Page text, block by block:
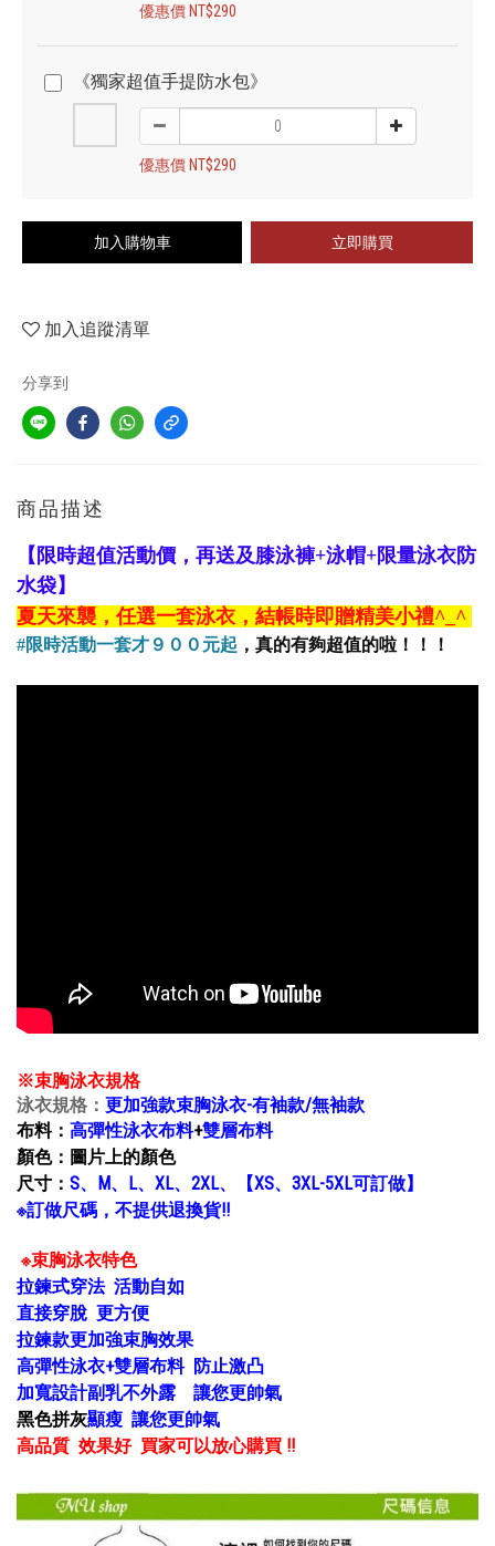
優惠價 NT$290
《獨家超值手提防水包》
優惠價 NT$290
加入購物車 立即購買
加入追蹤清單
分享到
商品描述
【限時超值活動價，再送及膝泳褲+泳帽+限量泳衣防
水袋】
夏天來襲，任選一套泳衣，結帳時即贈精美小禮^_^
#限時活動一套才９００元起 ，真的有夠超值的啦！！！
※束胸泳衣規格
泳衣規格： 更加強款束胸泳衣-有袖款/無袖款
布料： 高彈性泳衣布料+雙層布料
顏色：圖片上的顏色
尺寸： S、M、L、XL、2XL、【XS、3XL-5XL可訂做】
※訂做尺碼，不提供退換貨!!
※束胸泳衣特色
拉鍊式穿法 活動自如
直接穿脫 更方便
拉鍊款更加強束胸效果
高彈性泳衣+雙層布料防止激凸
加寬設計副乳不外露 讓您更帥氣
黑色拼灰顯瘦 讓您更帥氣
高品質 效果好 買家可以放心購買 !!